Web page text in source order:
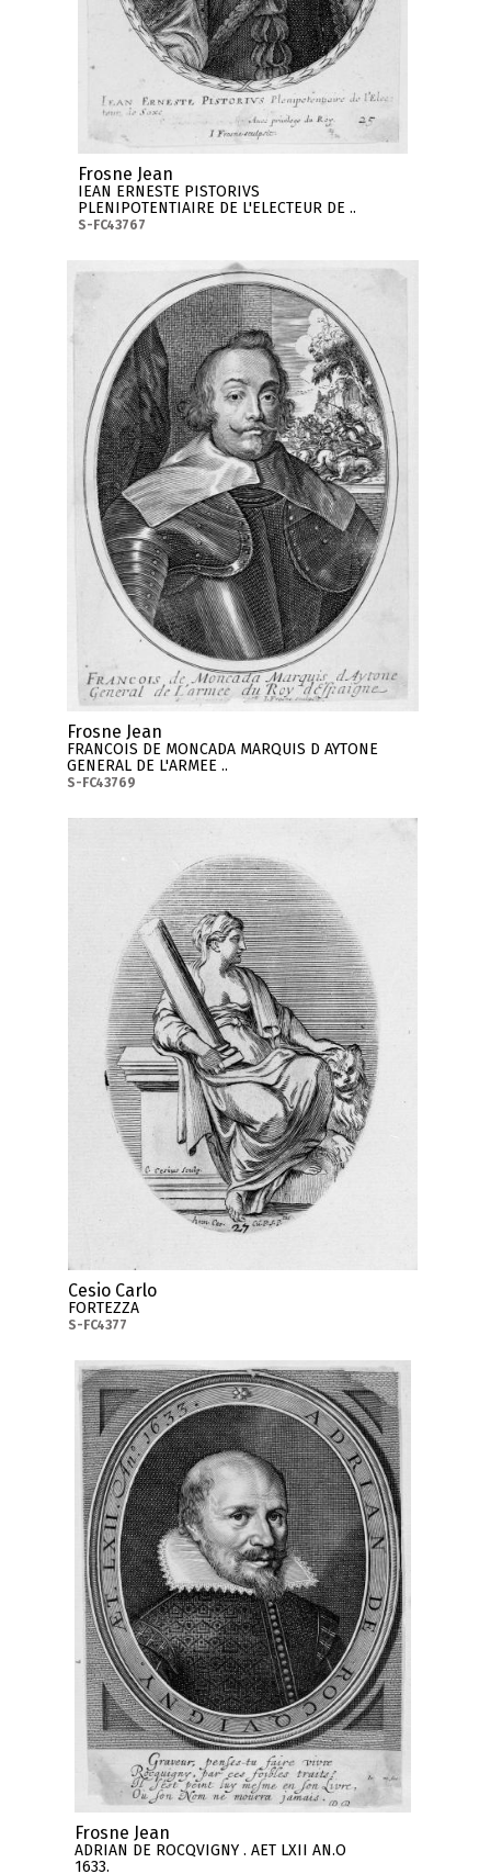
Frosne Jean
IEAN ERNESTE PISTORIVS
PLENIPOTENTIAIRE DE L'ELECTEUR DE ..
S-FC43767
Frosne Jean
FRANCOIS DE MONCADA MARQUIS D AYTONE
GENERAL DE L'ARMEE ..
S-FC43769
Cesio Carlo
FORTEZZA
S-FC4377
Frosne Jean
ADRIAN DE ROCQVIGNY . AET LXII AN.O
1633.